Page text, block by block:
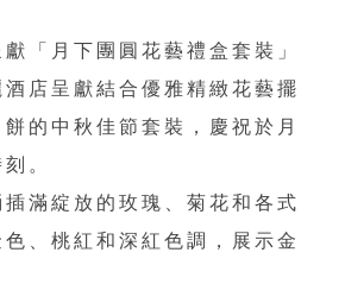
「月下團圓花藝禮盒套裝」
店呈獻結合優雅精緻花藝擺
的中秋佳節套裝，慶祝於月
。
滿綻放的玫瑰、菊花和各式
、桃紅和深紅色調，展示金